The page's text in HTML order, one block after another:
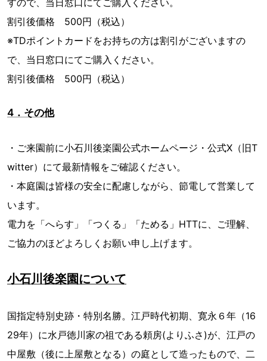
割引後価格 500円（税込）
※TDポイントカードをお持ちの方は割引がございますの
で、当日窓口にてご購入ください。
割引後価格 500円（税込）
4．その他
・ご来園前に小石川後楽園公式ホームページ・公式X（旧T
witter）にて最新情報をご確認ください。
・本庭園は皆様の安全に配慮しながら、節電して営業して
います。
電力を「へらす」「つくる」「ためる」HTTに、ご理解、
ご協力のほどよろしくお願い申し上げます。
小石川後楽園について
国指定特別史跡・特別名勝。江戸時代初期、寛永６年（16
29年）に水戸徳川家の祖である頼房(よりふさ)が、江戸の
中屋敷（後に上屋敷となる）の庭として造ったもので、二